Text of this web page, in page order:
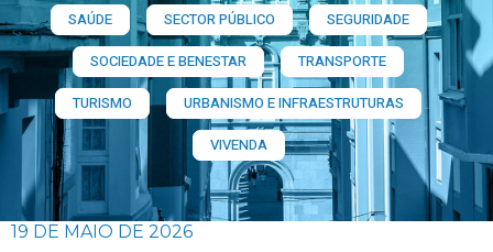
SAÚDE
SECTOR PÚBLICO
SEGURIDADE
SOCIEDADE E BENESTAR
TRANSPORTE
TURISMO
URBANISMO E INFRAESTRUTURAS
VIVENDA
19 DE MAIO DE 2026